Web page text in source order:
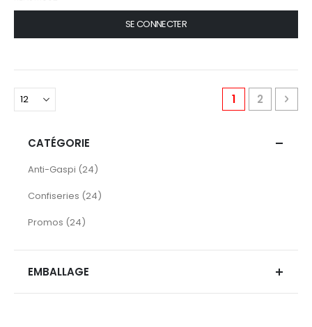
SE CONNECTER
Page
You're
1 Page
2
CATÉGORIE
Anti-Gaspi 24
articles
Confiseries 24
articles
Promos 24
articles
EMBALLAGE